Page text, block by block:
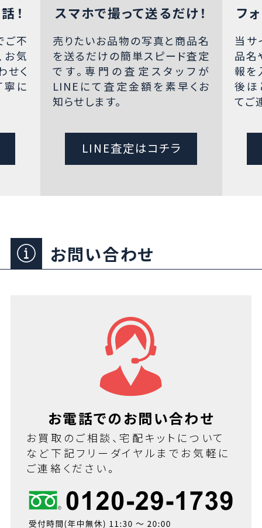
！
ご不
お気
せく
寧に
スマホで撮って送るだけ！
売りたいお品物の写真と商品名
を送るだけの簡単スピード査定
です。専門の査定スタッフが
LINEにて査定金額を素早くお
知らせします。
LINE査定はコチラ
フ
当サ
品名
報を
後ほ
てご
お問い合わせ
お電話でのお問い合わせ
お買取のご相談、宅配キットについて
など下記フリーダイヤルまでお気軽に
ご連絡ください。